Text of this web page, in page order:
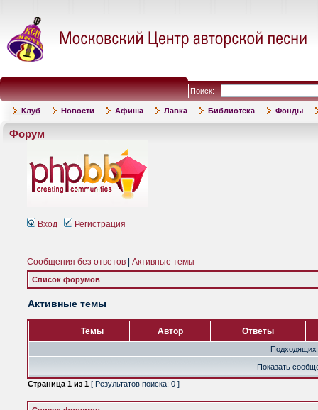
Поиск:
Клуб Новости Афиша Лавка Библиотека Фонды
Форум
Вход Регистрация
Сообщения без ответов Активные темы
Список форумов
Активные темы
Темы Автор Ответы
Подходящих
Показать
Страница 1 из 1 [ Результатов поиска: 0 ]